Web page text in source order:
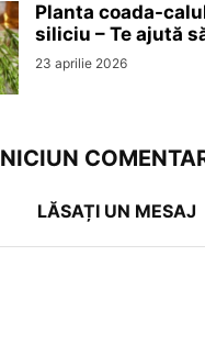
Planta coada-
siliciu – Te ajută
23 aprilie 2026
NICIUN
LĂSAȚI UN MESAJ